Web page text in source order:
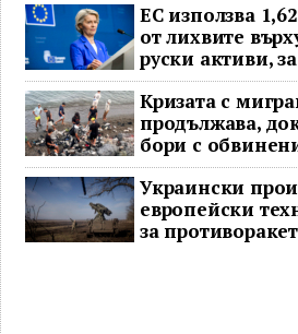
ЕС използва
от лихвите
руски активи,
Украйна
Кризата с
продължава,
бори с
гнева у дома
Украински
европейски
за